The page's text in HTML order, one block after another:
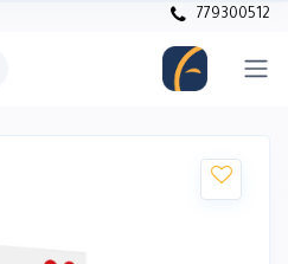
779300512